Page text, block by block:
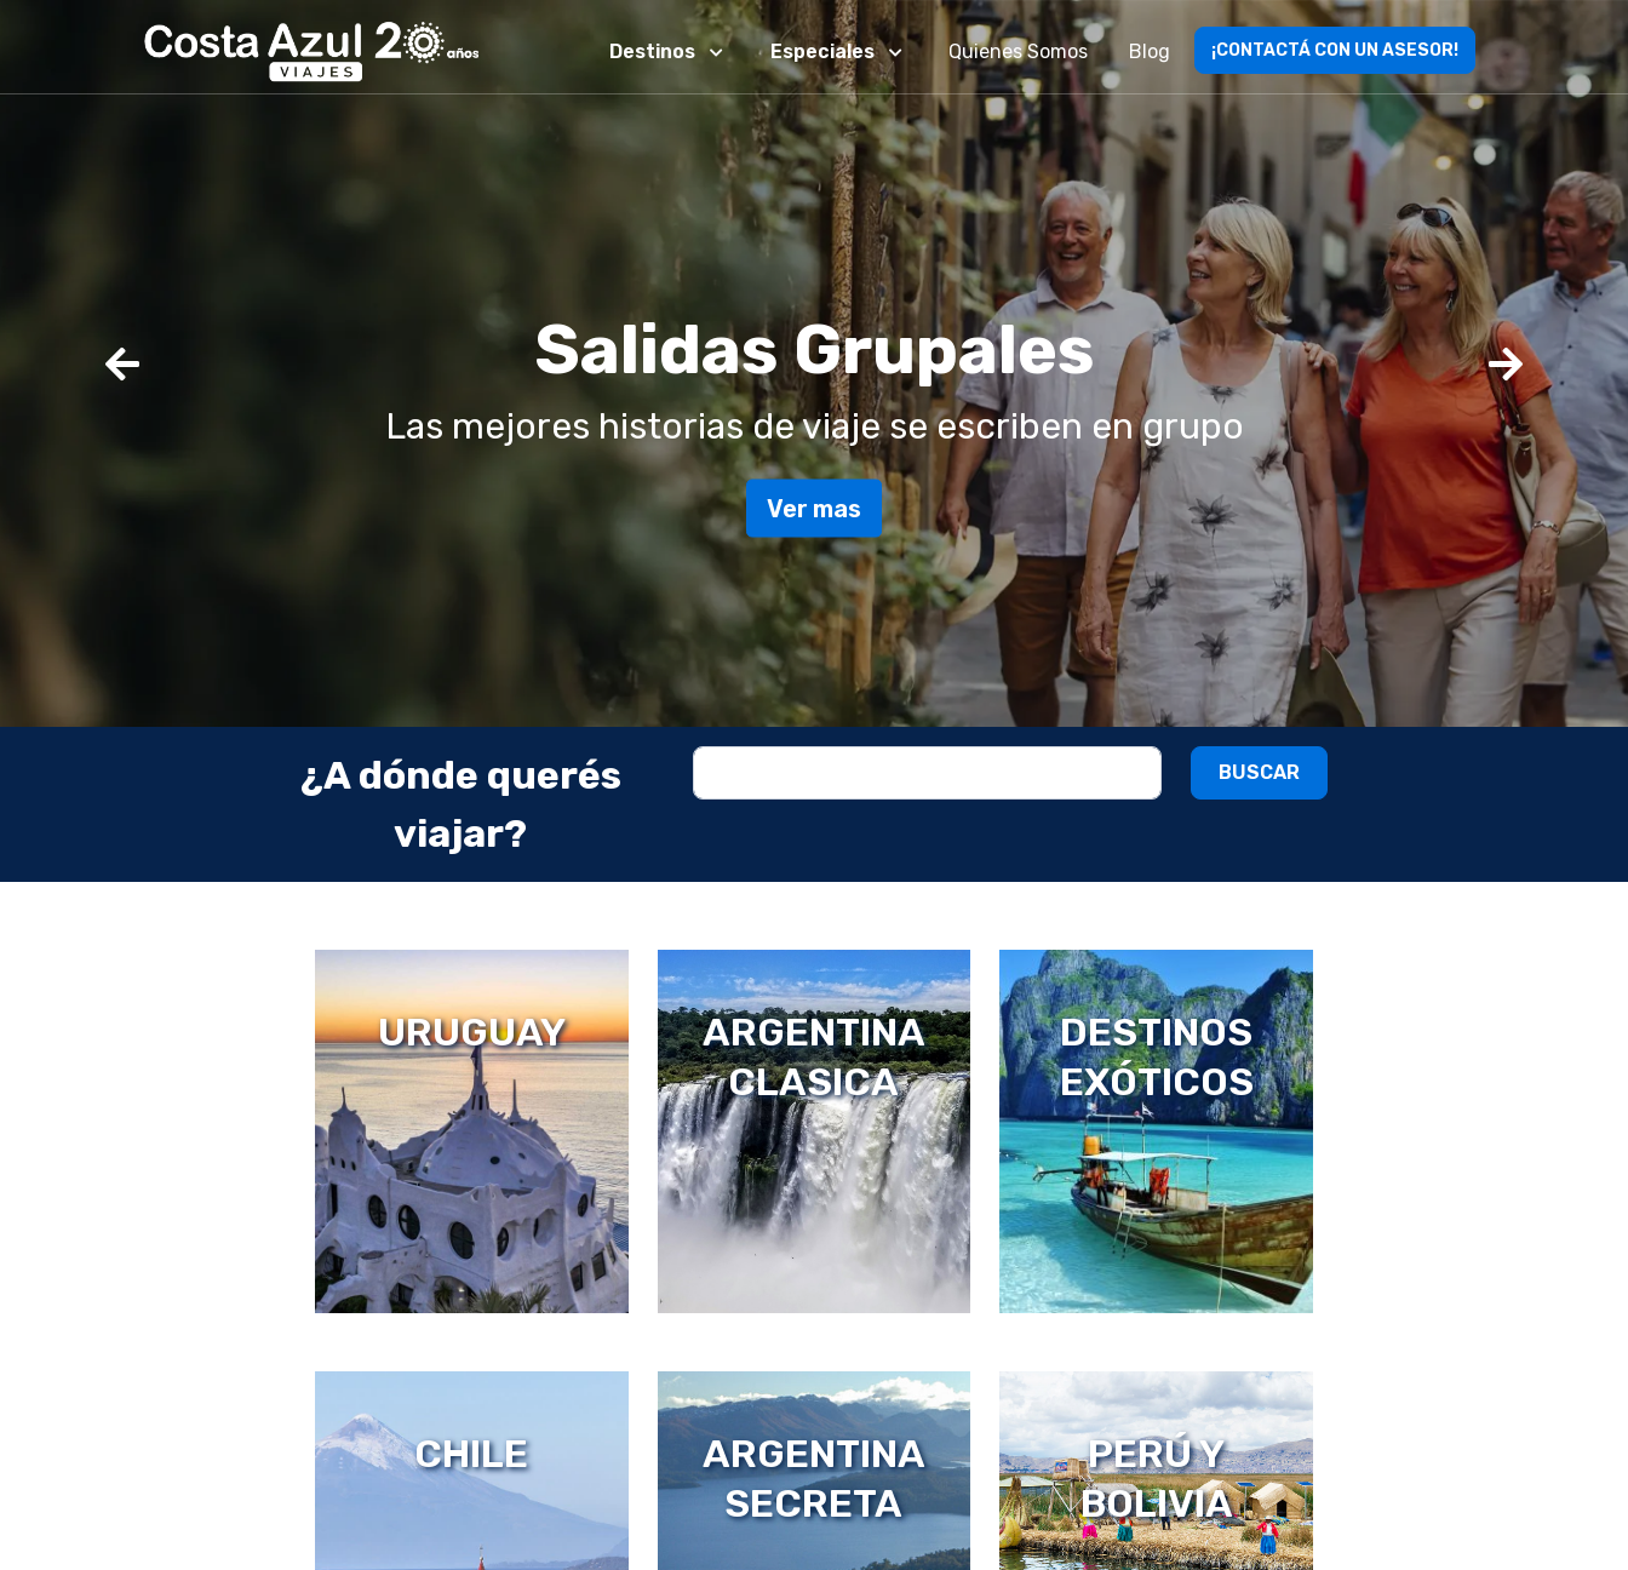
Destinos Especiales Quienes Somos Blog ¡CONTACTÁ CON UN ASESOR!
Argentina Secreta
Viví la aventura de descubrir lo inesperado
Ver mas
Previous Next
¿A dónde querés
viajar?
BUSCAR
SUDAMERICA
Y BRASIL
BRASIL
PAQUETES
INTERNACIONALES
CRUCEROS
URUGUAY
Y CHILE
COLOMBIA